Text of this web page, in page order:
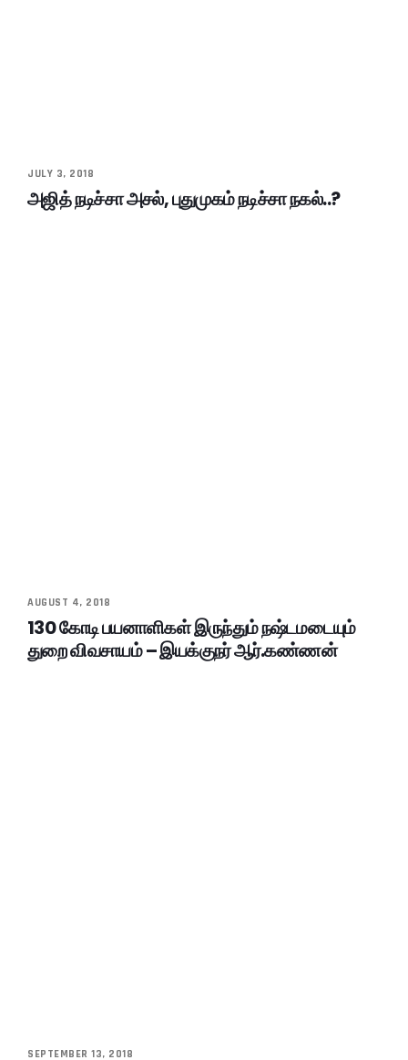
JULY 3, 2018
அஜித் நடிச்சா அசல், புதுமுகம் நடிச்சா நகல்..?
AUGUST 4, 2018
130 கோடி பயனாளிகள் இருந்தும் நஷ்டமடையும்
துறை விவசாயம் – இயக்குநர் ஆர்.கண்ணன்
SEPTEMBER 13, 2018